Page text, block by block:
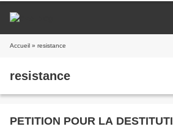
Accueil » resistance
resistance
PETITION POUR LA